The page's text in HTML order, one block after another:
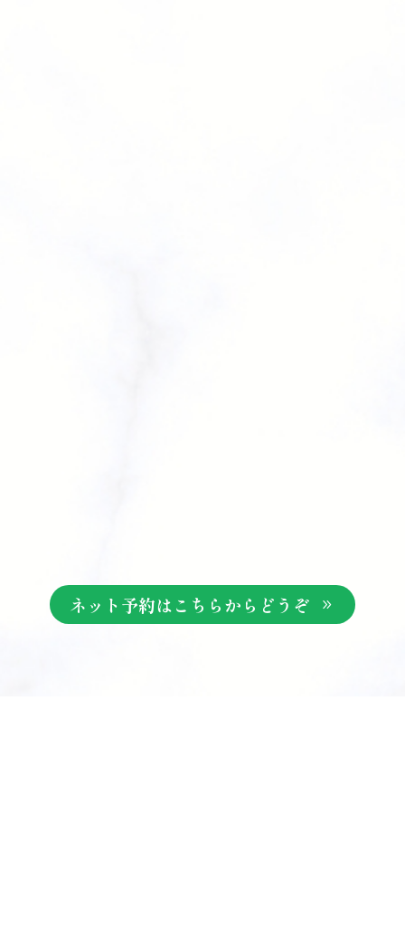
ネット予約はこちらからどうぞ